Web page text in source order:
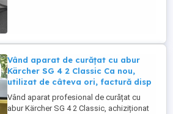
Vând aparat de curățat cu abur
Kärcher SG 4 2 Classic Ca nou,
utilizat de câteva ori, factură disp
Vând aparat profesional de curățat cu
abur Kärcher SG 4 2 Classic, achiziționat